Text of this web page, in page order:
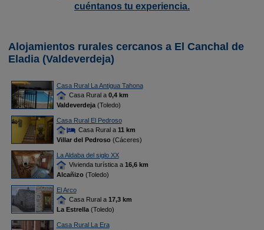
cuéntanos tu experiencia.
Alojamientos rurales cercanos a El Canchal de
Eladia (Valdeverdeja)
Casa Rural La Antigua Tahona
Casa Rural a 0,4 km
Valdeverdeja(Toledo)
Casa Rural El Pedroso
Casa Rural a 11 km
Villar del Pedroso(Cáceres)
La Aldaba del siglo XX
Vivienda turística a 16,6 km
Alcañizo(Toledo)
El Arco
Casa Rural a 17,3 km
La Estrella(Toledo)
Casa Rural La Era